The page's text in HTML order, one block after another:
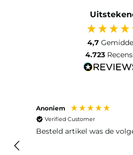
4,7
4.723
Anoniem
Verified Customer
Besteld artikel was de